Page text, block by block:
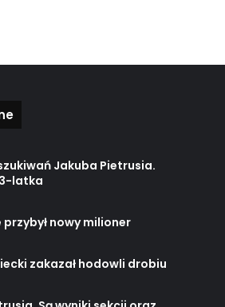
Jakuba Pietrusia.
latka
nowy milioner
zakazał hodowli drobiu